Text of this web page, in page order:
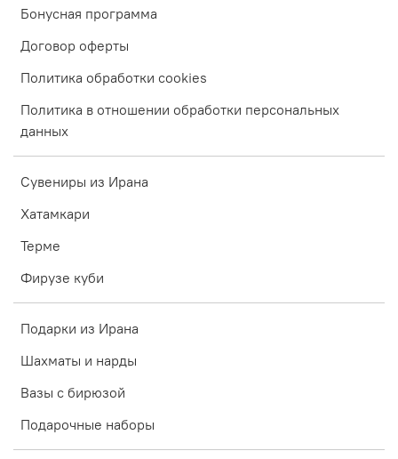
Бонусная программа
Договор оферты
Политика обработки cookies
Политика в отношении обработки персональных
данных
Сувениры из Ирана
Хатамкари
Терме
Фирузе куби
Подарки из Ирана
Шахматы и нарды
Вазы с бирюзой
Подарочные наборы